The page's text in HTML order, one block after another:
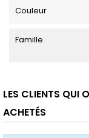
Couleur
Famille
LES CLIENTS QUI
ACHETÉS